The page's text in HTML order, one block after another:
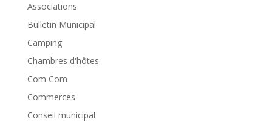
Associations
Bulletin Municipal
Camping
Chambres d'hôtes
Com Com
Commerces
Conseil municipal